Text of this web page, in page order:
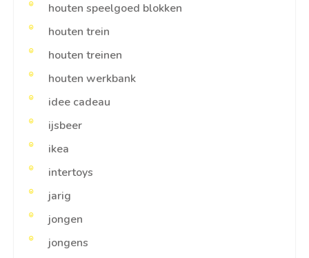
houten speelgoed blokken
houten trein
houten treinen
houten werkbank
idee cadeau
ijsbeer
ikea
intertoys
jarig
jongen
jongens